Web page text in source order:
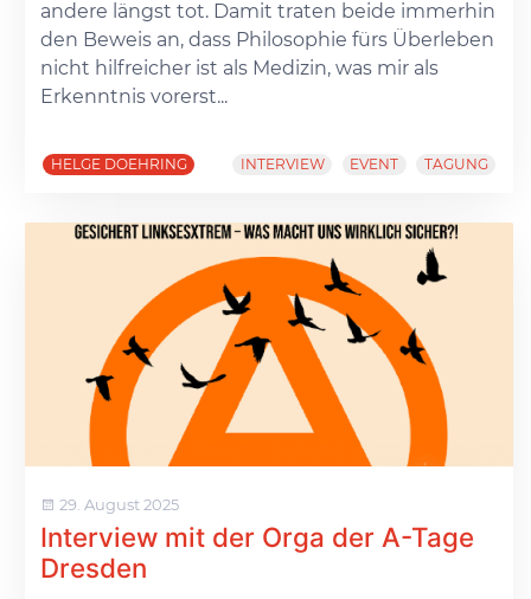
andere längst tot. Damit traten beide immerhin
den Beweis an, dass Philosophie fürs Überleben
nicht hilfreicher ist als Medizin, was mir als
Erkenntnis vorerst...
HELGE DOEHRING INTERVIEW EVENT TAGUNG
29. August 2025
Interview mit der Orga der A-Tage
Dresden